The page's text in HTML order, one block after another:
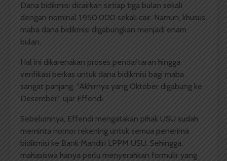
Dana bidikmisi dicairkan setiap tiga bulan sekali
dengan nominal 1.950.000 sekali cair. Namun, khusus
maba dana bidikmisi digabungkan menjadi enam
bulan.
Hal ini dikarenakan proses pendaftaran hingga
verifikasi berkas untuk dana bidikmisi bagi maba
sangat panjang. “Akhirnya yang Oktober digabung ke
Desember,” ujar Effendi.
Sebelumnya, Effendi mengatakan pihak USU sudah
meminta nomor rekening untuk semua penerima
bidikmisi ke Bank Mandiri LPPM USU. Sehingga,
mahasiswa hanya perlu menyerahkan formulir yang